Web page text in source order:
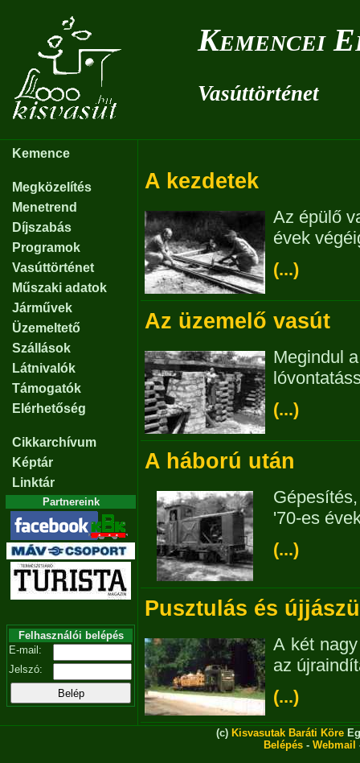
Kemencei
Vasúttörténet
Kemence
Megközelítés
Menetrend
Díjszabás
Programok
Vasúttörténet
Műszaki adatok
Járművek
Üzemeltető
Szállások
Látnivalók
Támogatók
Elérhetőség
Cikkarchívum
Képtár
Linktár
Partnereink
Felhasználói belépés
E-mail:
Jelszó:
A kezdetek
Az épülő
évek
(...)
Az üzemelő vasút
Megindul
(...)
A háború után
'70-es
(...)
Pusztulás és
A két
az
(...)
(c) Kisvasutak Baráti Köre
Belépés - Webmail